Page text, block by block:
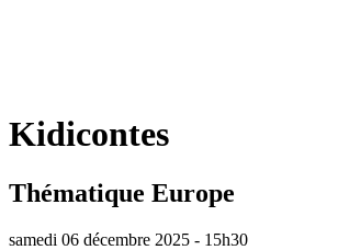
Kidicontes
Thématique Europe
samedi 06 décembre 2025 - 15h30